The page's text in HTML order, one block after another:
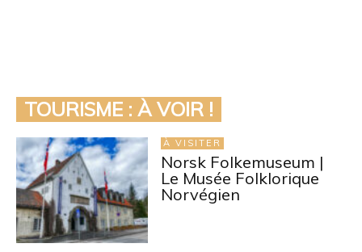
TOURISME : À VOIR !
À VISITER
Norsk Folkemuseum |
Le Musée Folklorique
Norvégien